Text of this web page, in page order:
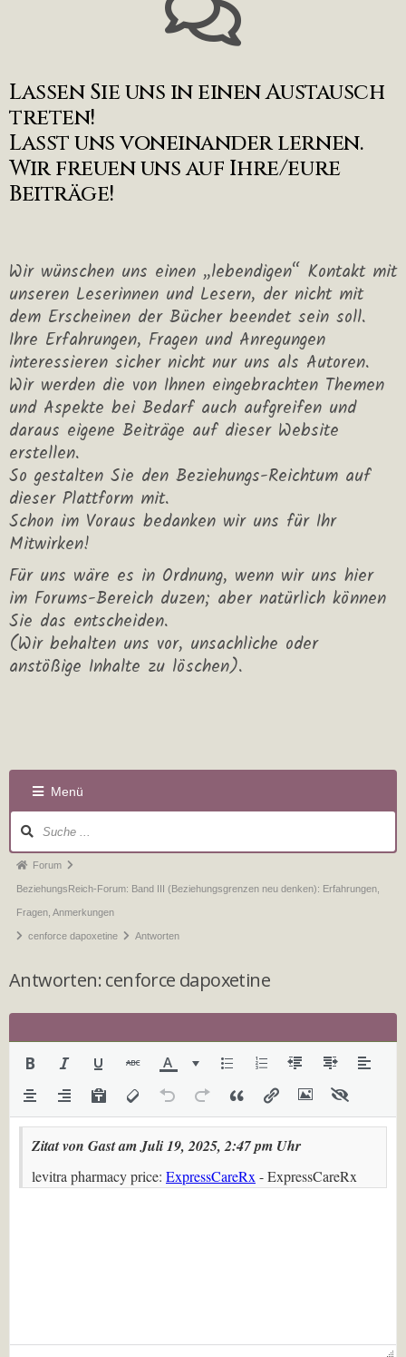
Lassen Sie uns in einen Austausch
treten!
Lasst uns voneinander lernen.
Wir freuen uns auf Ihre/eure
Beiträge!
Wir wünschen uns einen „lebendigen“ Kontakt mit
unseren Leserinnen und Lesern, der nicht mit
dem Erscheinen der Bücher beendet sein soll.
Ihre Erfahrungen, Fragen und Anregungen
interessieren sicher nicht nur uns als Autoren.
Wir werden die von Ihnen eingebrachten Themen
und Aspekte bei Bedarf auch aufgreifen und
daraus eigene Beiträge auf dieser Website
erstellen.
So gestalten Sie den Beziehungs-Reichtum auf
dieser Plattform mit.
Schon im Voraus bedanken wir uns für Ihr
Mitwirken!
Für uns wäre es in Ordnung, wenn wir uns hier
im Forums-Bereich duzen; aber natürlich können
Sie das entscheiden.
(Wir behalten uns vor, unsachliche oder
anstößige Inhalte zu löschen).
Menü
Forum
BeziehungsReich-Forum: Band III (Beziehungsgrenzen neu denken): Erfahrungen,
Fragen, Anmerkungen
cenforce dapoxetine Antworten
Antworten: cenforce dapoxetine